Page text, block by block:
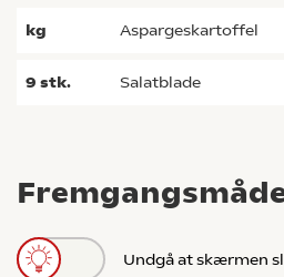
Undgå at skærmen
kg aspargeskartoffel
9 stk. salatblade